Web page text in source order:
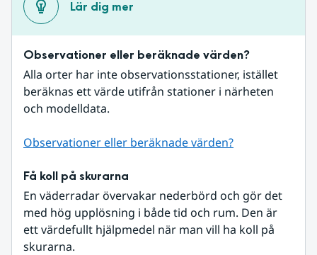
Lär dig mer
Observationer eller beräknade värden?
Alla orter har inte observationsstationer, istället
beräknas ett värde utifrån stationer i närheten
och modelldata.
Observationer eller beräknade värden?
Få koll på skurarna
En väderradar övervakar nederbörd och gör det
med hög upplösning i både tid och rum. Den är
ett värdefullt hjälpmedel när man vill ha koll på
skurarna.